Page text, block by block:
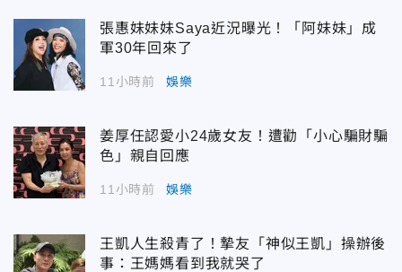
張惠妹妹妹Saya近況曝光！「阿妹妹」成
軍30年回來了
11小時前 娛樂
姜厚任認愛小24歲女友！遭勸「小心騙財騙
色」親自回應
11小時前 娛樂
王凱人生殺青了！摯友「神似王凱」操辦後
事：王媽媽看到我就哭了